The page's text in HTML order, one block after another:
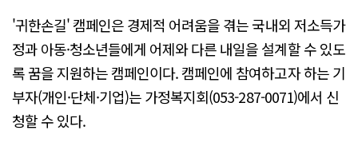
'귀한손길' 캠페인은 경제적 어려움을 겪는 국내외 저소득가
정과 아동·청소년들에게 어제와 다른 내일을 설계할 수 있도
록 꿈을 지원하는 캠페인이다. 캠페인에 참여하고자 하는 기
부자(개인·단체·기업)는 가정복지회(053-287-0071)에서 신
청할 수 있다.